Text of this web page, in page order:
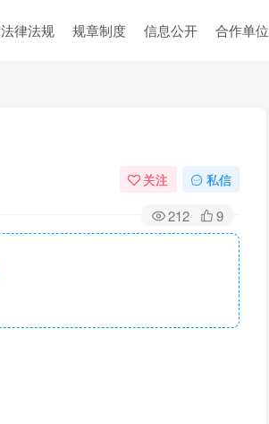
法律法规 规章制度 信息公开 合作单位
关注 私信
212 9